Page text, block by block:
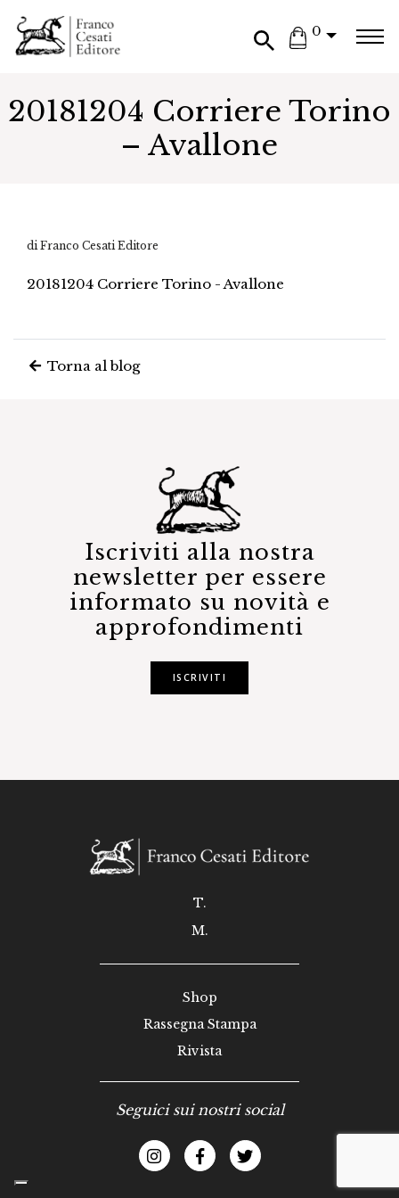
0
20181204 Corriere Torino
– Avallone
di Franco Cesati Editore
20181204 Corriere Torino - Avallone
Torna al blog
Iscriviti alla nostra
newsletter per essere
informato su novità e
approfondimenti
ISCRIVITI
T.
M.
Shop
Rassegna Stampa
Rivista
Seguici sui nostri social